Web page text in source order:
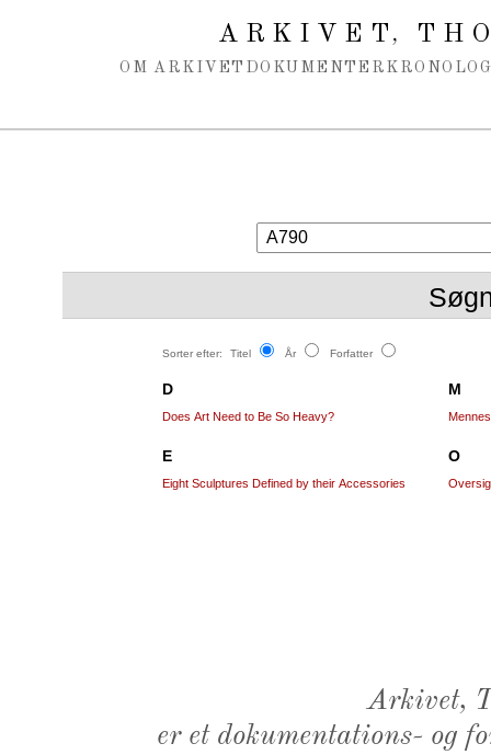
ARKIVET,
OM ARKIVET DOKUMENTER
Sorter efter: Titel År Forfatter
D
Does Art Need to Be So Heavy?
E
Eight Sculptures Defined by their Accessories
M
O
Arkivet,
er et dokumentations- og